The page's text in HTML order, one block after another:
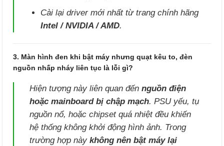
Cài lại driver mới nhất từ trang chính hãng
Intel / NVIDIA / AMD.
3. Màn hình đen khi bật máy nhưng quạt kêu to, đèn
nguồn nhấp nháy liên tục là lỗi gì?
Hiện tượng này liên quan đếnnguồn điện
hoặc mainboard bị chập mạch. PSU yếu, tụ
nguồn nổ, hoặc chipset quá nhiệt đều khiến
hệ thống không khởi động hình ảnh. Trong
trường hợp nàykhông nên bật máy lại